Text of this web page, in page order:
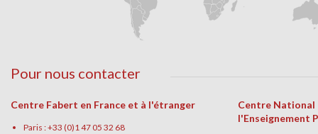
Pour nous contacter
Centre Fabert en France et à l'étranger
Paris : +33 (0)1 47 05 32 68
Centre National
l'Enseignement